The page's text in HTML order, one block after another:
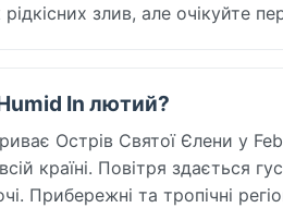
злив, але очікуйте
In лютий?
Острів Святої Єлени у
країні. Повітря здається
Прибережні та тропічні